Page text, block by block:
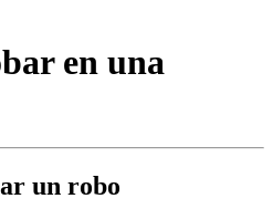
en una
un robo